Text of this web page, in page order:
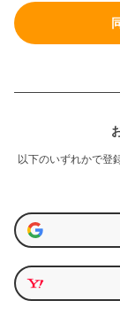
以下のいずれかで登